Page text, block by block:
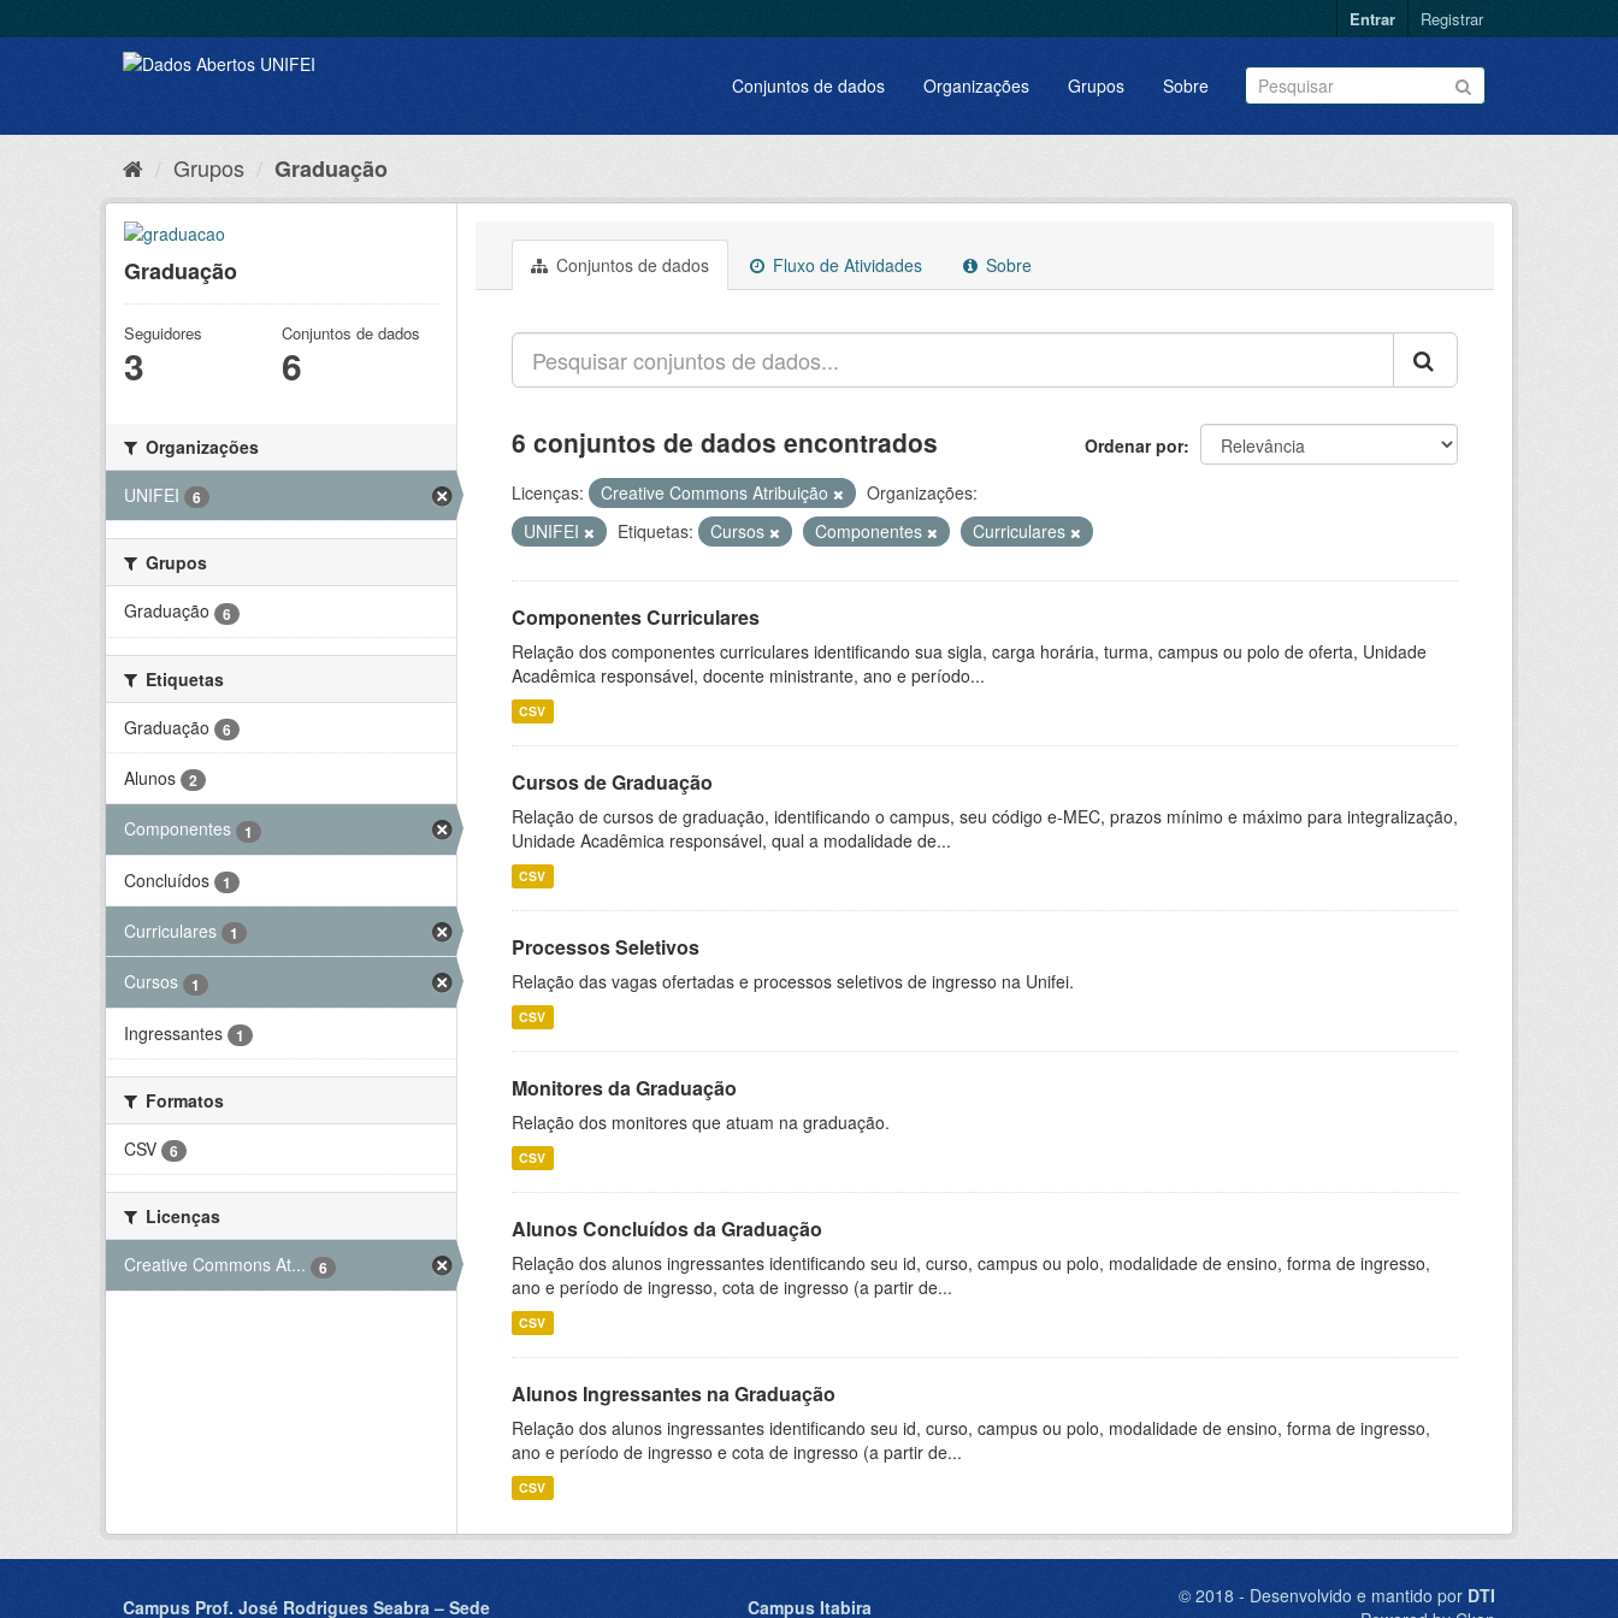
Entrar Registrar
Conjuntos de dados Organizações Grupos Sobre
Grupos Graduação
Graduação
Seguidores
3
Conjuntos de dados
6
Organizações
UNIFEI
6
Grupos
Graduação
6
Etiquetas
Graduação
6
Alunos 2
Componentes 1
Concluídos 1
Curriculares 1
Cursos 1
Ingressantes 1
Formatos
CSV
6
Licenças
Creative Commons At...
6
Conjuntos de dados Fluxo de Atividades Sobre
Ordenar por
6 conjuntos de dados encontrados
Licenças: Creative Commons Atribuição
Organizações:
UNIFEI
Etiquetas: Cursos Componentes Curriculares
Componentes Curriculares
Relação dos componentes curriculares identificando sua sigla, carga horária, turma, campus ou polo de oferta, Unidade
Acadêmica responsável, docente ministrante, ano e período...
CSV
Cursos de Graduação
Relação de cursos de graduação, identificando o campus, seu código e-MEC, prazos mínimo e máximo para integralização,
Unidade Acadêmica responsável, qual a modalidade de...
CSV
Processos Seletivos
Relação das vagas ofertadas e processos seletivos de ingresso na Unifei.
CSV
Monitores da Graduação
Relação dos monitores que atuam na graduação.
CSV
Alunos Concluídos da Graduação
Relação dos alunos ingressantes identificando seu id, curso, campus ou polo, modalidade de ensino, forma de ingresso,
ano e período de ingresso, cota de ingresso (a partir de...
CSV
Alunos Ingressantes na Graduação
Relação dos alunos ingressantes identificando seu id, curso, campus ou polo, modalidade de ensino, forma de ingresso,
ano e período de ingresso e cota de ingresso (a partir de...
CSV
Campus Prof. José Rodrigues Seabra – Sede Campus Itabira © 2018 - Desenvolvido e mantido por DTI